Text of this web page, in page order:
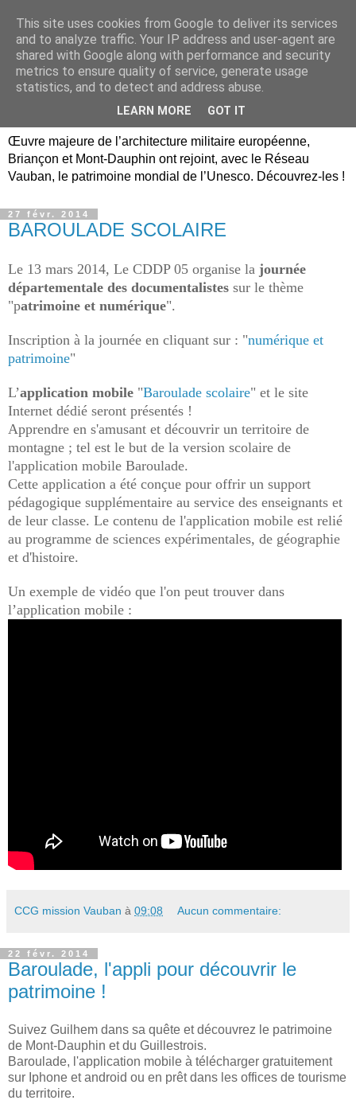
Briançon, Mont-Dauphin,
Vauban Unesco Hautes-
Œuvre majeure de l’architecture militaire européenne,
Briançon et Mont-Dauphin ont rejoint, avec le Réseau
Vauban, le patrimoine mondial de l’Unesco. Découvrez-les !
27 févr. 2014
BAROULADE SCOLAIRE
Le 13 mars 2014, Le CDDP 05 organise la journée
départementale des documentalistes sur le thème
"patrimoine et numérique".
Inscription à la journée en cliquant sur : "numérique et
patrimoine"
L’application mobile "Baroulade scolaire" et le site
Internet dédié seront présentés !
Apprendre en s'amusant et découvrir un territoire de
montagne ; tel est le but de la version scolaire de
l'application mobile Baroulade.
Cette application a été conçue pour offrir un support
pédagogique supplémentaire au service des enseignants et
de leur classe. Le contenu de l'application mobile est relié
au programme de sciences expérimentales, de géographie
et d'histoire.
Un exemple de vidéo que l'on peut trouver dans
l’application mobile :
CCG mission Vauban à 09:08 Aucun commentaire:
22 févr. 2014
Baroulade, l'appli pour découvrir le
patrimoine !
Suivez Guilhem dans sa quête et découvrez le patrimoine
de Mont-Dauphin et du Guillestrois.
Baroulade, l'application mobile à télécharger gratuitement
sur Iphone et android ou en prêt dans les offices de tourisme
du territoire.
This site uses cookies from Google to deliver its services
and to analyze traffic. Your IP address and user-agent are
shared with Google along with performance and security
metrics to ensure quality of service, generate usage
statistics, and to detect and address abuse.
LEARN MORE GOT IT